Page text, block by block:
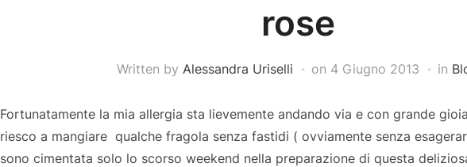
rose
Written by Alessandra Uriselli on 4 Giugno 2013 in
Fortunatamente la mia allergia sta lievemente andando via e con grande
riesco a mangiare qualche fragola senza fastidi ( ovviamente senza
sono cimentata solo lo scorso weekend nella preparazione di questa